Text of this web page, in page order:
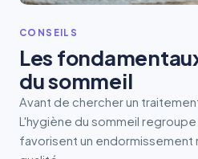
CONSEILS
Les
du sommeil
Avant de chercher un
L'hygiène du sommeil
favorisent un endormissement